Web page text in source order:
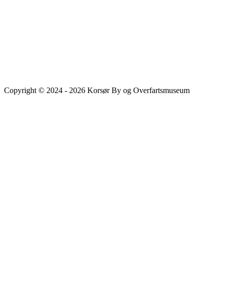
Copyright © 2024 - 2026 Korsør By og Overfartsmuseum